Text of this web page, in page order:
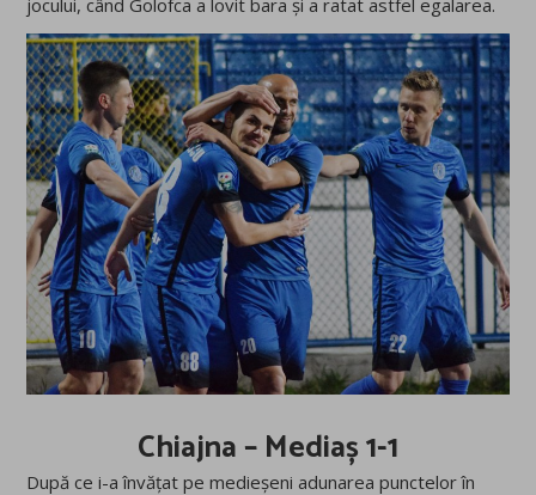
Chiajna – Mediaș 1-1
După ce i-a învățat pe medieșeni adunarea punctelor în